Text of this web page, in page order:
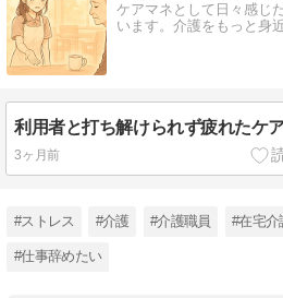
ケアマネとして日々感じ
います。介護をもっと身
3ヶ月前
#ストレス #介護 #介護職員 #在宅介
#仕事辞めたい